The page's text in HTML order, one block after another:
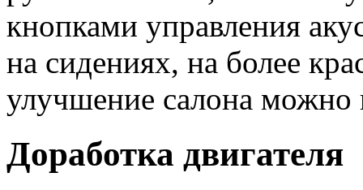
кнопками управления
на сидениях, на более
улучшение салона можно
Доработка двигателя